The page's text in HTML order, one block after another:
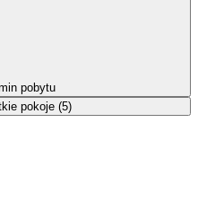
pobytu
pokoje (5)